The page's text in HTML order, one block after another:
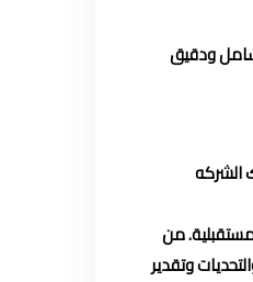
ودقيق
الشركه
من
وتقدير